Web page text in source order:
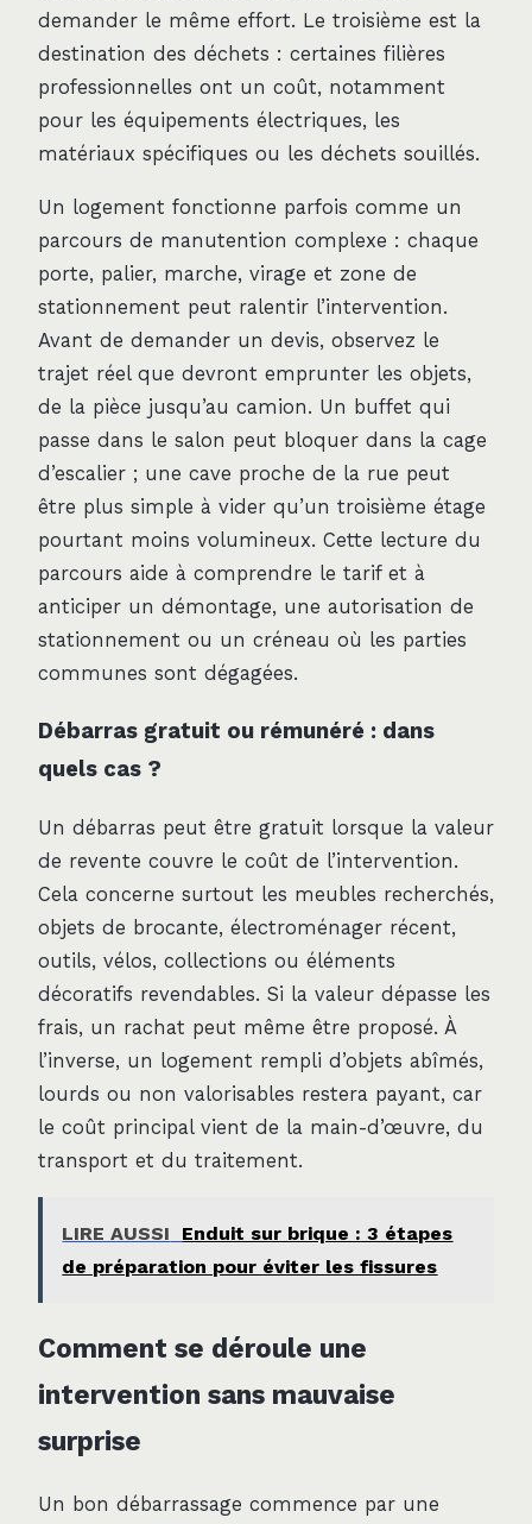
demander le même effort. Le troisième est la
destination des déchets : certaines filières
professionnelles ont un coût, notamment
pour les équipements électriques, les
matériaux spécifiques ou les déchets souillés.
Un logement fonctionne parfois comme un
parcours de manutention complexe : chaque
porte, palier, marche, virage et zone de
stationnement peut ralentir l’intervention.
Avant de demander un devis, observez le
trajet réel que devront emprunter les objets,
de la pièce jusqu’au camion. Un buffet qui
passe dans le salon peut bloquer dans la cage
d’escalier ; une cave proche de la rue peut
être plus simple à vider qu’un troisième étage
pourtant moins volumineux. Cette lecture du
parcours aide à comprendre le tarif et à
anticiper un démontage, une autorisation de
stationnement ou un créneau où les parties
communes sont dégagées.
Débarras gratuit ou rémunéré : dans
quels cas ?
Un débarras peut être gratuit lorsque la valeur
de revente couvre le coût de l’intervention.
Cela concerne surtout les meubles recherchés,
objets de brocante, électroménager récent,
outils, vélos, collections ou éléments
décoratifs revendables. Si la valeur dépasse les
frais, un rachat peut même être proposé. À
l’inverse, un logement rempli d’objets abîmés,
lourds ou non valorisables restera payant, car
le coût principal vient de la main-d’œuvre, du
transport et du traitement.
LIRE AUSSI
Enduit sur brique : 3 étapes
de préparation pour éviter les fissures
Comment se déroule une
intervention sans mauvaise
surprise
Un bon débarrassage commence par une